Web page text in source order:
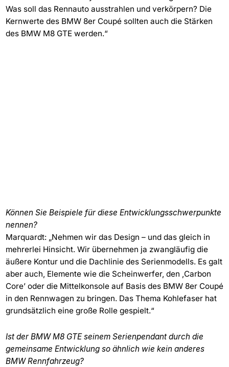
Was soll das Rennauto ausstrahlen und verkörpern? Die
Kernwerte des BMW 8er Coupé sollten auch die Stärken
des BMW M8 GTE werden.“
Können Sie Beispiele für diese Entwicklungsschwerpunkte
nennen?
Marquardt: „Nehmen wir das Design – und das gleich in
mehrerlei Hinsicht. Wir übernehmen ja zwangläufig die
äußere Kontur und die Dachlinie des Serienmodells. Es galt
aber auch, Elemente wie die Scheinwerfer, den ‚Carbon
Core’ oder die Mittelkonsole auf Basis des BMW 8er Coupé
in den Rennwagen zu bringen. Das Thema Kohlefaser hat
grundsätzlich eine große Rolle gespielt.“
Ist der BMW M8 GTE seinem Serienpendant durch die
gemeinsame Entwicklung so ähnlich wie kein anderes
BMW Rennfahrzeug?